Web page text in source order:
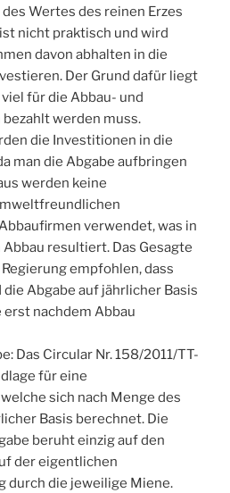
Wertes des reinen Erzes
nicht praktisch und wird
davon abhalten in die
Der Grund dafür liegt
für die Abbau- und
werden muss.
die Investitionen in die
man die Abgabe aufbringen
werden keine
verwendet, was in
resultiert. Das Gesagte
empfohlen, dass
Abgabe auf jährlicher Basis
erst nachdem Abbau
Das Circular Nr. 158/2011/TT-
für eine
sich nach Menge des
Basis berechnet. Die
beruht einzig auf den
der eigentlichen
durch die jeweilige Miene.